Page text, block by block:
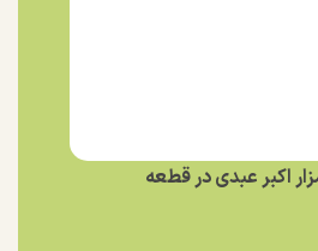
اکبر عبدی در قطعه